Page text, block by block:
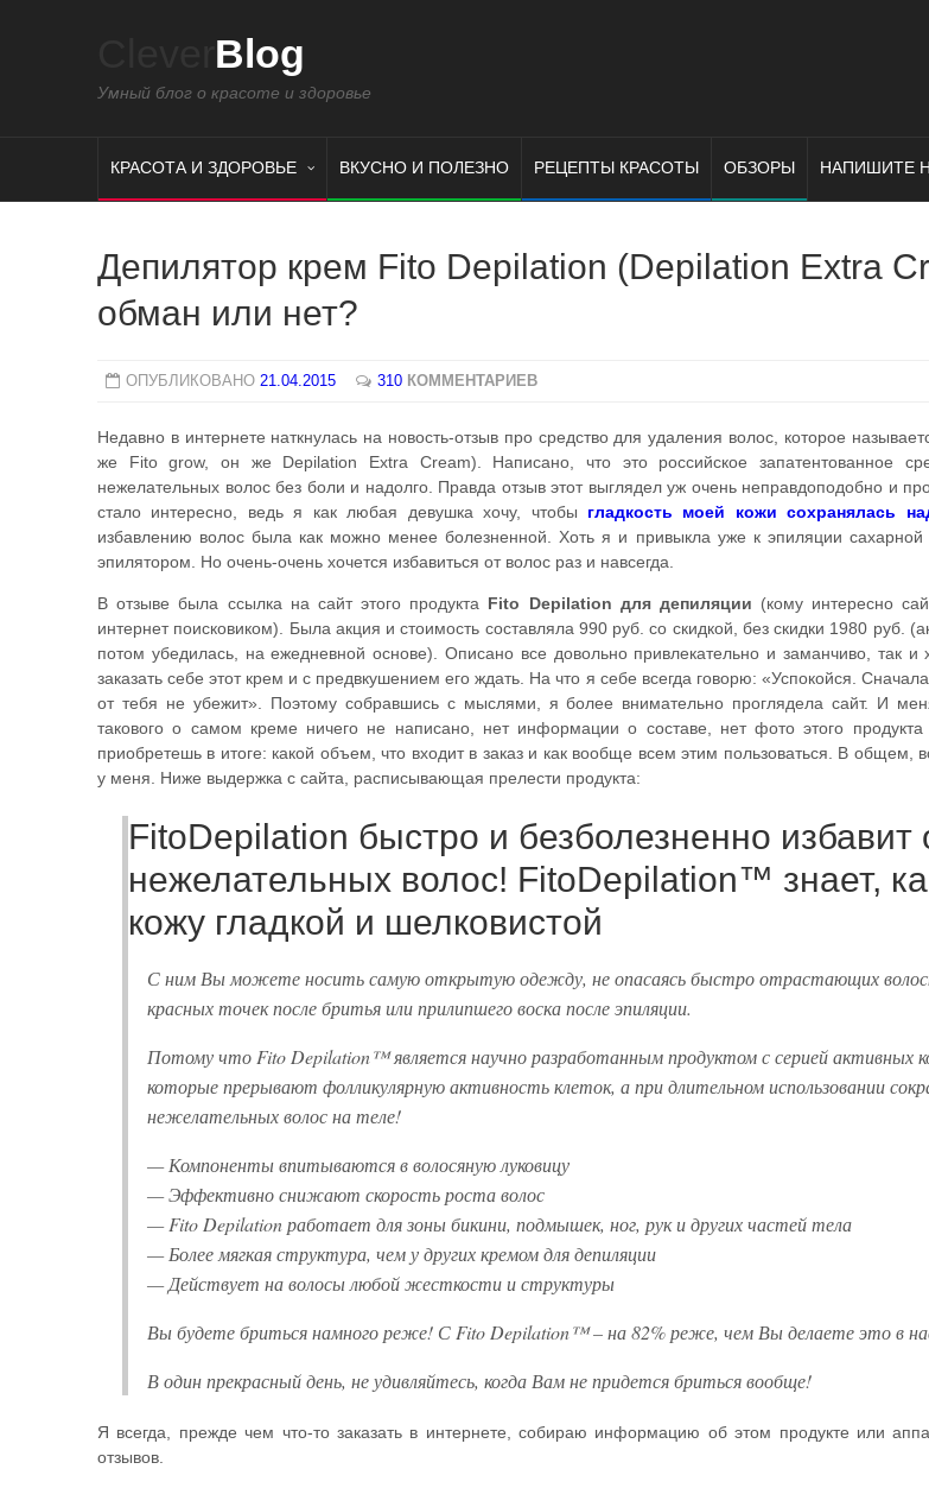
Blog
Умный блог о красоте и здоровье
КРАСОТА И ЗДОРОВЬЕ ВКУСНО И ПОЛЕЗНО РЕЦЕПТЫ КРАСОТЫ ОБЗОРЫ НАПИШИТЕ
Депилятор крем Fito Depilation (Depilation Extra
обман или нет?
ОПУБЛИКОВАНО 21.04.2015 310 КОММЕНТАРИЕВ
Недавно в интернете наткнулась на новость-отзыв про средство для удаления волос, которое
же Fito grow, он же Depilation Extra Cream). Написано, что это российское запатентованное
нежелательных волос без боли и надолго. Правда отзыв этот выглядел уж очень неправдоподобно и
стало интересно, ведь я как любая девушка хочу, чтобы гладкость моей кожи сохранялась
избавлению волос была как можно менее болезненной. Хоть я и привыкла уже к эпиляции
эпилятором. Но очень-очень хочется избавиться от волос раз и навсегда.
В отзыве была ссылка на сайт этого продукта Fito Depilation для депиляции (кому интересно
интернет поисковиком). Была акция и стоимость составляла 990 руб. со скидкой, без скидки 1980 руб.
потом убедилась, на ежедневной основе). Описано все довольно привлекательно и заманчиво, так и
заказать себе этот крем и с предвкушением его ждать. На что я себе всегда говорю: «Успокойся.
от тебя не убежит». Поэтому собравшись с мыслями, я более внимательно проглядела сайт. И
такового о самом креме ничего не написано, нет информации о составе, нет фото этого
приобретешь в итоге: какой объем, что входит в заказ и как вообще всем этим пользоваться. В общем,
у меня. Ниже выдержка с сайта, расписывающая прелести продукта:
FitoDepilation быстро и безболезненно избавит
нежелательных волос! FitoDepilation™ знает,
кожу гладкой и шелковистой
С ним Вы можете носить самую открытую одежду, не опасаясь быстро отрастающих
красных точек после бритья или прилипшего воска после эпиляции.
Потому что Fito Depilation™ является научно разработанным продуктом с серией активных
которые прерывают фолликулярную активность клеток, а при длительном использовании
нежелательных волос на теле!
— Компоненты впитываются в волосяную луковицу
— Эффективно снижают скорость роста волос
— Fito Depilation работает для зоны бикини, подмышек, ног, рук и других частей тела
— Более мягкая структура, чем у других кремом для депиляции
— Действует на волосы любой жесткости и структуры
Вы будете бриться намного реже! С Fito Depilation™ – на 82% реже, чем Вы делаете это в
В один прекрасный день, не удивляйтесь, когда Вам не придется бриться вообще!
Я всегда, прежде чем что-то заказать в интернете, собираю информацию об этом продукте или
отзывов.